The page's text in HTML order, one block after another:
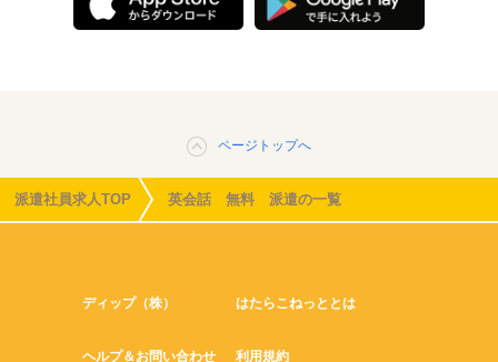
ページトップへ
派遣社員求人TOP 英会話 無料 派遣の一覧
ディップ（株） はたらこねっととは
ヘルプ＆お問い合わせ 利用規約